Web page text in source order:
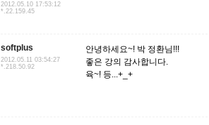
2012.05.10 17:53:12
*.22.159.45
softplus
2012.05.11 03:54:27
*.218.50.92
안녕하세요~! 박 정환님!!!
좋은 강의 감사합니다.
육~! 등...+_+